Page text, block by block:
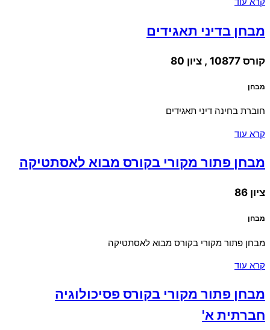
מבחן בדיני תאגידים
קורס 10877 , ציון 80
מבחן
חוברת בחינה דיני תאגידים
קרא עוד
מבחן פתור מקורי בקורס מבוא לאסתטיקה
ציון 86
מבחן
מבחן פתור מקורי בקורס מבוא לאסתטיקה
קרא עוד
מבחן פתור מקורי בקורס פסיכולוגיה
חברתית א'